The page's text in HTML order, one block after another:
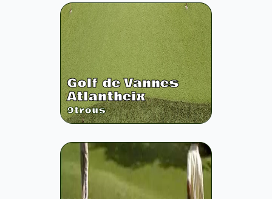
Golf de Vannes
Atlantheix
9trous